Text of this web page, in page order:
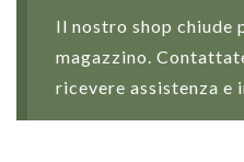
Il nostro shop chiude
magazzino.
ricevere assistenza e